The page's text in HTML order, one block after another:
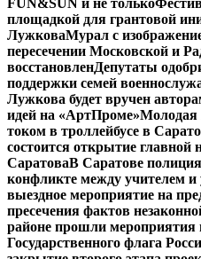
площадкой для грантовой
ЛужковаМурал с
пересечении Московской и
восстановленДепутаты
поддержки семей
Лужкова будет вручен
идей на «АртПроме»Молодая
током в троллейбусе в
состоится открытие главной
СаратоваВ Саратове
конфликте между учителем и
выездное мероприятие на
пресечения фактов
районе прошли
Государственного флага